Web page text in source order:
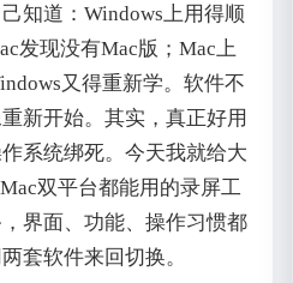
知道：Windows上用得顺
发现没有Mac版；Mac上
又得重新学。软件不
新开始。其实，真正好用
系统绑死。今天我就给大
双平台都能用的录屏工
界面、功能、操作习惯都
套软件来回切换。